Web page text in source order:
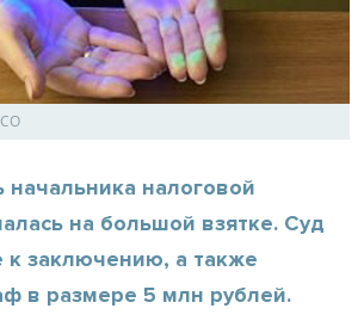
начальника налоговой
на большой взятке. Суд
к заключению, а также
в размере 5 млн рублей.